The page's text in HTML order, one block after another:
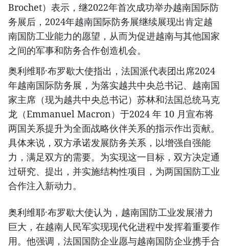
Brochet）表示，继2022年首次成功举办越南国际防
务展后，2024年越南国际防务展继续展现出肯定越
南国防工业能力的愿望，从而为促进越南与其他国家
之间的军事和防务合作创造机会。
奥利维耶·布罗歇大使指出，法国派代表团出席2024
年越南国际防务展，为落实越共中央总书记、越南国
家主席（现为越共中央总书记）苏林和法国总统马克
龙（Emmanuel Macron）于2024 年 10 月宣布将
两国关系提升为全面战略伙伴关系的指示作出贡献。
具体来说，双方承诺发展防务关系，以增强自强能
力，满足双方的需要。为实现这一目标，双方决定通
过研究、提出，并实施结构性项目，为两国国防工业
合作注入新动力。
奥利维耶·布罗歇大使认为，越南国防工业发展潜力
巨大，在越南人民军实现现代化进程中发挥着重要作
用。他强调，法国国防企业愿与越南国防企业携手合